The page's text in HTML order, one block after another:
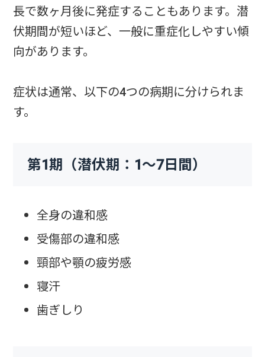
長で数ヶ月後に発症することもあります。潜
伏期間が短いほど、一般に重症化しやすい傾
向があります。
症状は通常、以下の4つの病期に分けられま
す。
第1期（潜伏期：1〜7日間）
全身の違和感
受傷部の違和感
頸部や顎の疲労感
寝汗
歯ぎしり